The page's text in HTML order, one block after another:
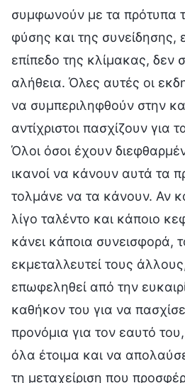
συμφωνούν με τα πρότυπα
φύσης και της
επίπεδο της κλίμακας,
αλήθεια. Όλες αυτές οι
να συμπεριληφθούν στην
αντίχριστοι πασχίζουν για
Όλοι όσοι έχουν
ικανοί να κάνουν αυτά τα
τολμάνε να τα κάνουν. Αν
λίγο ταλέντο και κάποιο
κάνει κάποια συνεισφορά,
εκμεταλλευτεί τους
επωφεληθεί από την
καθήκον του για να
προνόμια για τον εαυτό
όλα έτοιμα και να
τη μεταχείριση που